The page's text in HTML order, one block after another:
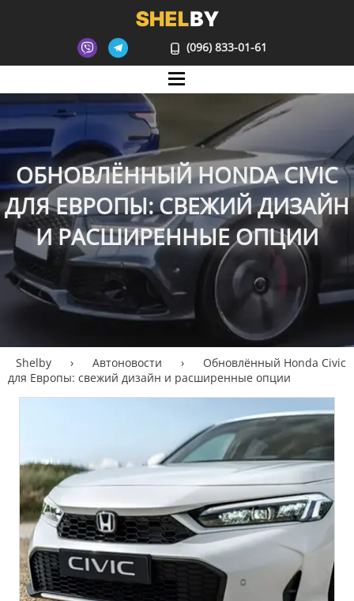
(096) 833-01-61
Mane
ОБНОВЛЁННЫЙ HONDA CIVIC
ДЛЯ ЕВРОПЫ: СВЕЖИЙ ДИЗАЙН
И РАСШИРЕННЫЕ ОПЦИИ
Shelby › Автоновости ›
Обновлённый Honda Civic
для Европы: свежий дизайн и расширенные опции